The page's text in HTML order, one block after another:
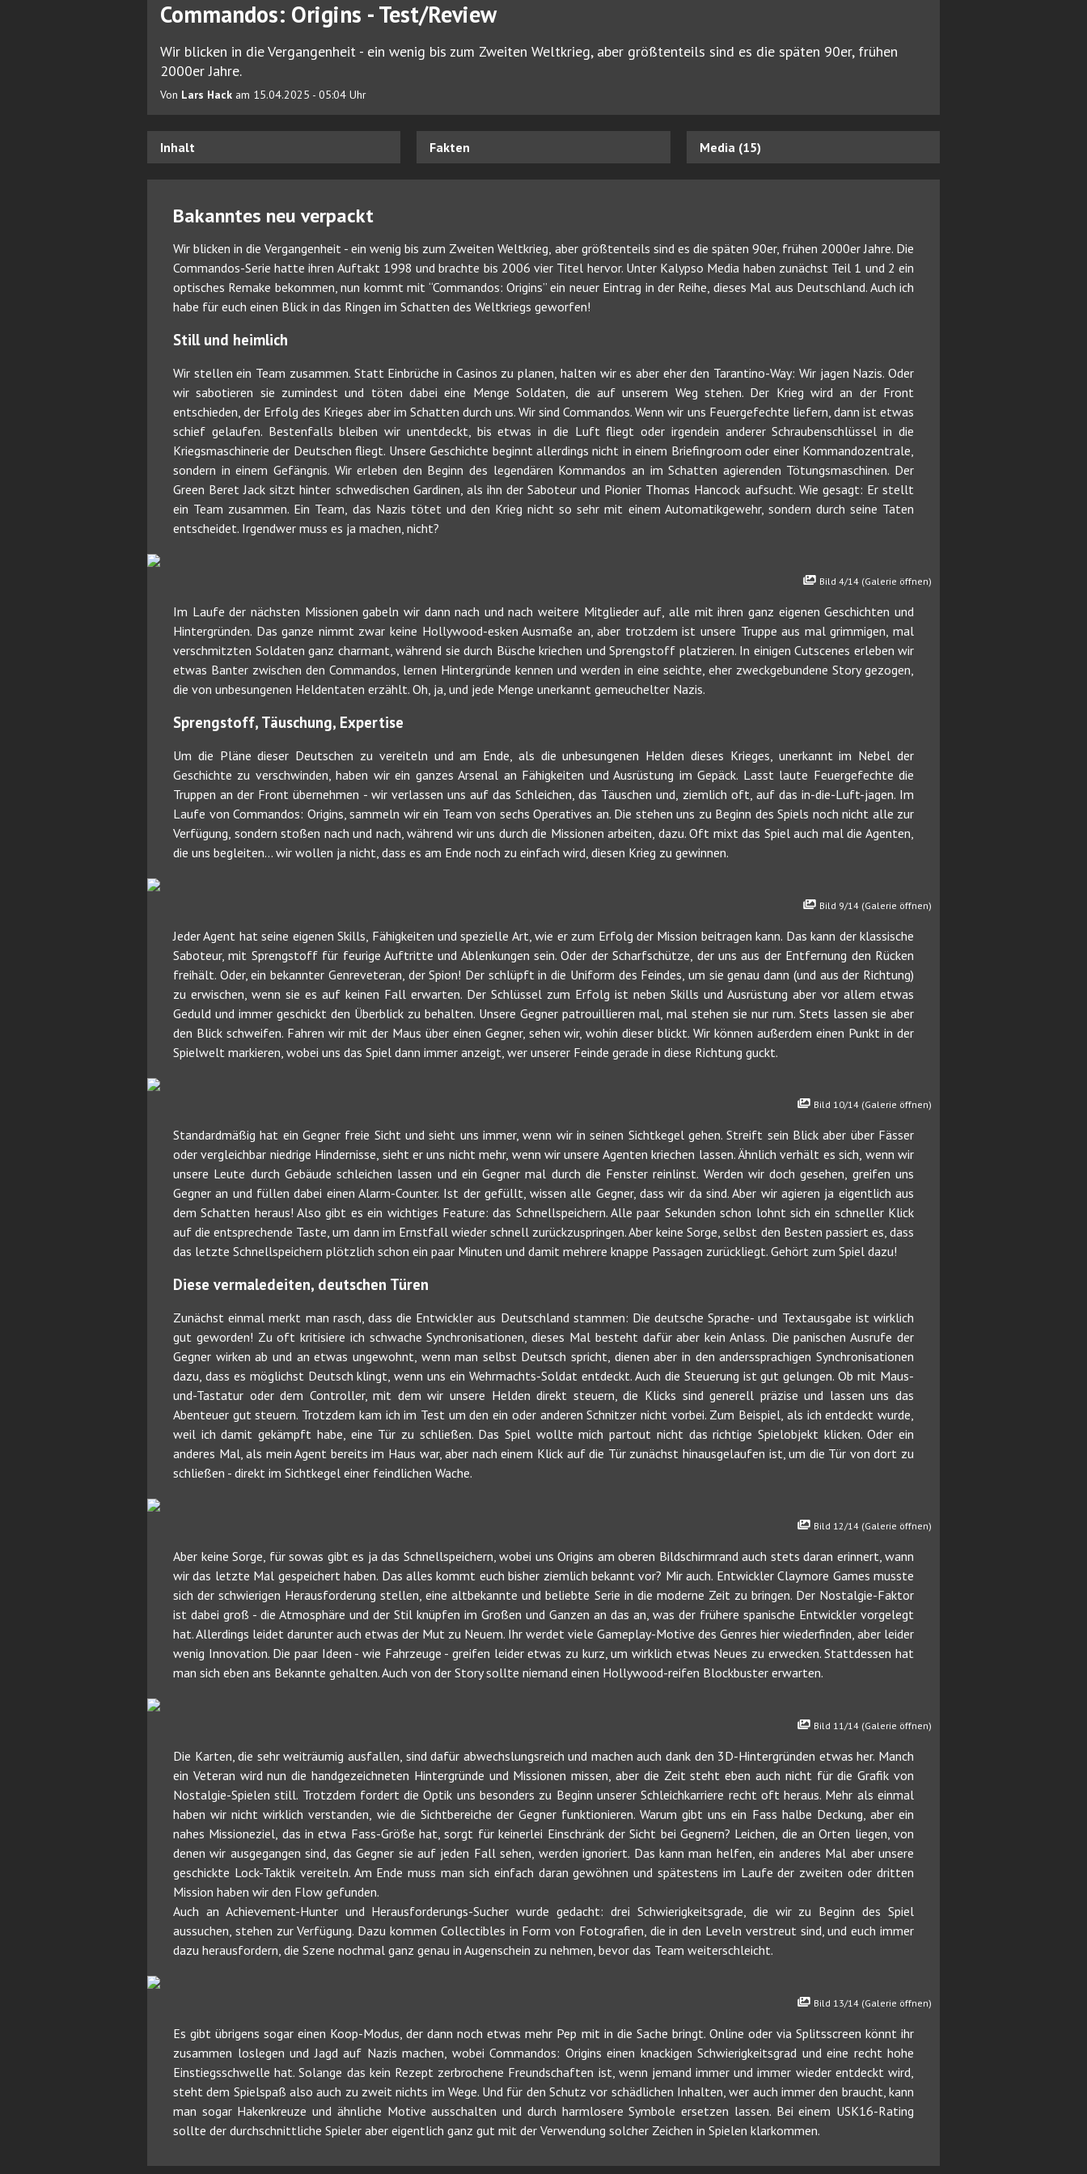
Commandos: Origins - Test/Review
Wir blicken in die Vergangenheit - ein wenig bis zum Zweiten Weltkrieg, aber größtenteils sind es die späten 90er, frühen
2000er Jahre.
Von Lars Hack am 15.04.2025 - 05:04 Uhr
Inhalt Fakten Media (15)
Bakanntes neu verpackt
Wir blicken in die Vergangenheit - ein wenig bis zum Zweiten Weltkrieg, aber größtenteils sind es die späten 90er, frühen 2000er Jahre. Die
Commandos-Serie hatte ihren Auftakt 1998 und brachte bis 2006 vier Titel hervor. Unter Kalypso Media haben zunächst Teil 1 und 2 ein
optisches Remake bekommen, nun kommt mit “Commandos: Origins” ein neuer Eintrag in der Reihe, dieses Mal aus Deutschland. Auch ich
habe für euch einen Blick in das Ringen im Schatten des Weltkriegs geworfen!
Still und heimlich
Wir stellen ein Team zusammen. Statt Einbrüche in Casinos zu planen, halten wir es aber eher den Tarantino-Way: Wir jagen Nazis. Oder
wir sabotieren sie zumindest und töten dabei eine Menge Soldaten, die auf unserem Weg stehen. Der Krieg wird an der Front
entschieden, der Erfolg des Krieges aber im Schatten durch uns. Wir sind Commandos. Wenn wir uns Feuergefechte liefern, dann ist etwas
schief gelaufen. Bestenfalls bleiben wir unentdeckt, bis etwas in die Luft fliegt oder irgendein anderer Schraubenschlüssel in die
Kriegsmaschinerie der Deutschen fliegt. Unsere Geschichte beginnt allerdings nicht in einem Briefingroom oder einer Kommandozentrale,
sondern in einem Gefängnis. Wir erleben den Beginn des legendären Kommandos an im Schatten agierenden Tötungsmaschinen. Der
Green Beret Jack sitzt hinter schwedischen Gardinen, als ihn der Saboteur und Pionier Thomas Hancock aufsucht. Wie gesagt: Er stellt
ein Team zusammen. Ein Team, das Nazis tötet und den Krieg nicht so sehr mit einem Automatikgewehr, sondern durch seine Taten
entscheidet. Irgendwer muss es ja machen, nicht?
Bild 4/14 (Galerie öffnen)
Im Laufe der nächsten Missionen gabeln wir dann nach und nach weitere Mitglieder auf, alle mit ihren ganz eigenen Geschichten und
Hintergründen. Das ganze nimmt zwar keine Hollywood-esken Ausmaße an, aber trotzdem ist unsere Truppe aus mal grimmigen, mal
verschmitzten Soldaten ganz charmant, während sie durch Büsche kriechen und Sprengstoff platzieren. In einigen Cutscenes erleben wir
etwas Banter zwischen den Commandos, lernen Hintergründe kennen und werden in eine seichte, eher zweckgebundene Story gezogen,
die von unbesungenen Heldentaten erzählt. Oh, ja, und jede Menge unerkannt gemeuchelter Nazis.
Sprengstoff, Täuschung, Expertise
Um die Pläne dieser Deutschen zu vereiteln und am Ende, als die unbesungenen Helden dieses Krieges, unerkannt im Nebel der
Geschichte zu verschwinden, haben wir ein ganzes Arsenal an Fähigkeiten und Ausrüstung im Gepäck. Lasst laute Feuergefechte die
Truppen an der Front übernehmen - wir verlassen uns auf das Schleichen, das Täuschen und, ziemlich oft, auf das in-die-Luft-jagen. Im
Laufe von Commandos: Origins, sammeln wir ein Team von sechs Operatives an. Die stehen uns zu Beginn des Spiels noch nicht alle zur
Verfügung, sondern stoßen nach und nach, während wir uns durch die Missionen arbeiten, dazu. Oft mixt das Spiel auch mal die Agenten,
die uns begleiten… wir wollen ja nicht, dass es am Ende noch zu einfach wird, diesen Krieg zu gewinnen.
Bild 9/14 (Galerie öffnen)
Jeder Agent hat seine eigenen Skills, Fähigkeiten und spezielle Art, wie er zum Erfolg der Mission beitragen kann. Das kann der klassische
Saboteur, mit Sprengstoff für feurige Auftritte und Ablenkungen sein. Oder der Scharfschütze, der uns aus der Entfernung den Rücken
freihält. Oder, ein bekannter Genreveteran, der Spion! Der schlüpft in die Uniform des Feindes, um sie genau dann (und aus der Richtung)
zu erwischen, wenn sie es auf keinen Fall erwarten. Der Schlüssel zum Erfolg ist neben Skills und Ausrüstung aber vor allem etwas
Geduld und immer geschickt den Überblick zu behalten. Unsere Gegner patrouillieren mal, mal stehen sie nur rum. Stets lassen sie aber
den Blick schweifen. Fahren wir mit der Maus über einen Gegner, sehen wir, wohin dieser blickt. Wir können außerdem einen Punkt in der
Spielwelt markieren, wobei uns das Spiel dann immer anzeigt, wer unserer Feinde gerade in diese Richtung guckt.
Bild 10/14 (Galerie öffnen)
Standardmäßig hat ein Gegner freie Sicht und sieht uns immer, wenn wir in seinen Sichtkegel gehen. Streift sein Blick aber über Fässer
oder vergleichbar niedrige Hindernisse, sieht er uns nicht mehr, wenn wir unsere Agenten kriechen lassen. Ähnlich verhält es sich, wenn wir
unsere Leute durch Gebäude schleichen lassen und ein Gegner mal durch die Fenster reinlinst. Werden wir doch gesehen, greifen uns
Gegner an und füllen dabei einen Alarm-Counter. Ist der gefüllt, wissen alle Gegner, dass wir da sind. Aber wir agieren ja eigentlich aus
dem Schatten heraus! Also gibt es ein wichtiges Feature: das Schnellspeichern. Alle paar Sekunden schon lohnt sich ein schneller Klick
auf die entsprechende Taste, um dann im Ernstfall wieder schnell zurückzuspringen. Aber keine Sorge, selbst den Besten passiert es, dass
das letzte Schnellspeichern plötzlich schon ein paar Minuten und damit mehrere knappe Passagen zurückliegt. Gehört zum Spiel dazu!
Diese vermaledeiten, deutschen Türen
Zunächst einmal merkt man rasch, dass die Entwickler aus Deutschland stammen: Die deutsche Sprache- und Textausgabe ist wirklich
gut geworden! Zu oft kritisiere ich schwache Synchronisationen, dieses Mal besteht dafür aber kein Anlass. Die panischen Ausrufe der
Gegner wirken ab und an etwas ungewohnt, wenn man selbst Deutsch spricht, dienen aber in den anderssprachigen Synchronisationen
dazu, dass es möglichst Deutsch klingt, wenn uns ein Wehrmachts-Soldat entdeckt. Auch die Steuerung ist gut gelungen. Ob mit Maus-
und-Tastatur oder dem Controller, mit dem wir unsere Helden direkt steuern, die Klicks sind generell präzise und lassen uns das
Abenteuer gut steuern. Trotzdem kam ich im Test um den ein oder anderen Schnitzer nicht vorbei. Zum Beispiel, als ich entdeckt wurde,
weil ich damit gekämpft habe, eine Tür zu schließen. Das Spiel wollte mich partout nicht das richtige Spielobjekt klicken. Oder ein
anderes Mal, als mein Agent bereits im Haus war, aber nach einem Klick auf die Tür zunächst hinausgelaufen ist, um die Tür von dort zu
schließen - direkt im Sichtkegel einer feindlichen Wache.
Bild 12/14 (Galerie öffnen)
Aber keine Sorge, für sowas gibt es ja das Schnellspeichern, wobei uns Origins am oberen Bildschirmrand auch stets daran erinnert, wann
wir das letzte Mal gespeichert haben. Das alles kommt euch bisher ziemlich bekannt vor? Mir auch. Entwickler Claymore Games musste
sich der schwierigen Herausforderung stellen, eine altbekannte und beliebte Serie in die moderne Zeit zu bringen. Der Nostalgie-Faktor
ist dabei groß - die Atmosphäre und der Stil knüpfen im Großen und Ganzen an das an, was der frühere spanische Entwickler vorgelegt
hat. Allerdings leidet darunter auch etwas der Mut zu Neuem. Ihr werdet viele Gameplay-Motive des Genres hier wiederfinden, aber leider
wenig Innovation. Die paar Ideen - wie Fahrzeuge - greifen leider etwas zu kurz, um wirklich etwas Neues zu erwecken. Stattdessen hat
man sich eben ans Bekannte gehalten. Auch von der Story sollte niemand einen Hollywood-reifen Blockbuster erwarten.
Bild 11/14 (Galerie öffnen)
Die Karten, die sehr weiträumig ausfallen, sind dafür abwechslungsreich und machen auch dank den 3D-Hintergründen etwas her. Manch
ein Veteran wird nun die handgezeichneten Hintergründe und Missionen missen, aber die Zeit steht eben auch nicht für die Grafik von
Nostalgie-Spielen still. Trotzdem fordert die Optik uns besonders zu Beginn unserer Schleichkarriere recht oft heraus. Mehr als einmal
haben wir nicht wirklich verstanden, wie die Sichtbereiche der Gegner funktionieren. Warum gibt uns ein Fass halbe Deckung, aber ein
nahes Missioneziel, das in etwa Fass-Größe hat, sorgt für keinerlei Einschränk der Sicht bei Gegnern? Leichen, die an Orten liegen, von
denen wir ausgegangen sind, das Gegner sie auf jeden Fall sehen, werden ignoriert. Das kann man helfen, ein anderes Mal aber unsere
geschickte Lock-Taktik vereiteln. Am Ende muss man sich einfach daran gewöhnen und spätestens im Laufe der zweiten oder dritten
Mission haben wir den Flow gefunden.
Auch an Achievement-Hunter und Herausforderungs-Sucher wurde gedacht: drei Schwierigkeitsgrade, die wir zu Beginn des Spiel
aussuchen, stehen zur Verfügung. Dazu kommen Collectibles in Form von Fotografien, die in den Leveln verstreut sind, und euch immer
dazu herausfordern, die Szene nochmal ganz genau in Augenschein zu nehmen, bevor das Team weiterschleicht.
Bild 13/14 (Galerie öffnen)
Es gibt übrigens sogar einen Koop-Modus, der dann noch etwas mehr Pep mit in die Sache bringt. Online oder via Splitsscreen könnt ihr
zusammen loslegen und Jagd auf Nazis machen, wobei Commandos: Origins einen knackigen Schwierigkeitsgrad und eine recht hohe
Einstiegsschwelle hat. Solange das kein Rezept zerbrochene Freundschaften ist, wenn jemand immer und immer wieder entdeckt wird,
steht dem Spielspaß also auch zu zweit nichts im Wege. Und für den Schutz vor schädlichen Inhalten, wer auch immer den braucht, kann
man sogar Hakenkreuze und ähnliche Motive ausschalten und durch harmlosere Symbole ersetzen lassen. Bei einem USK16-Rating
sollte der durchschnittliche Spieler aber eigentlich ganz gut mit der Verwendung solcher Zeichen in Spielen klarkommen.